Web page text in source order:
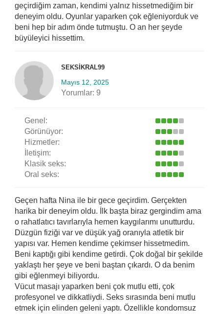
geçirdiğim zaman, kendimi yalnız hissetmediğim bir
deneyim oldu. Oyunlar yaparken çok eğleniyorduk ve
beni hep bir adım önde tutmuştu. O an her şeyde
büyüleyici hissettim.
SEKSIKRAL99
Mayıs 12, 2025
Yorumlar: 9
Genel:
Görünüyor:
Hizmetler:
İletişim:
Klasik seks:
Oral seks:
Geçen hafta Nina ile bir gece geçirdim. Gerçekten
harika bir deneyim oldu. İlk başta biraz gergindim ama
o rahatlatıcı tavırlarıyla hemen kaygılarımı unutturdu.
Düzgün fiziği var ve düşük yağ oranıyla atletik bir
yapısı var. Hemen kendime çekimser hissetmedim.
Beni kaptığı gibi kendime getirdi. Çok doğal bir şekilde
yaklaştı her şeye ve beni baştan çıkardı. O da benim
gibi eğlenmeyi biliyordu.
Vücut masajı yaparken beni çok mutlu etti, çok
profesyonel ve dikkatliydi. Seks sırasında beni mutlu
etmek için elinden geleni yaptı. Özellikle kondomsuz